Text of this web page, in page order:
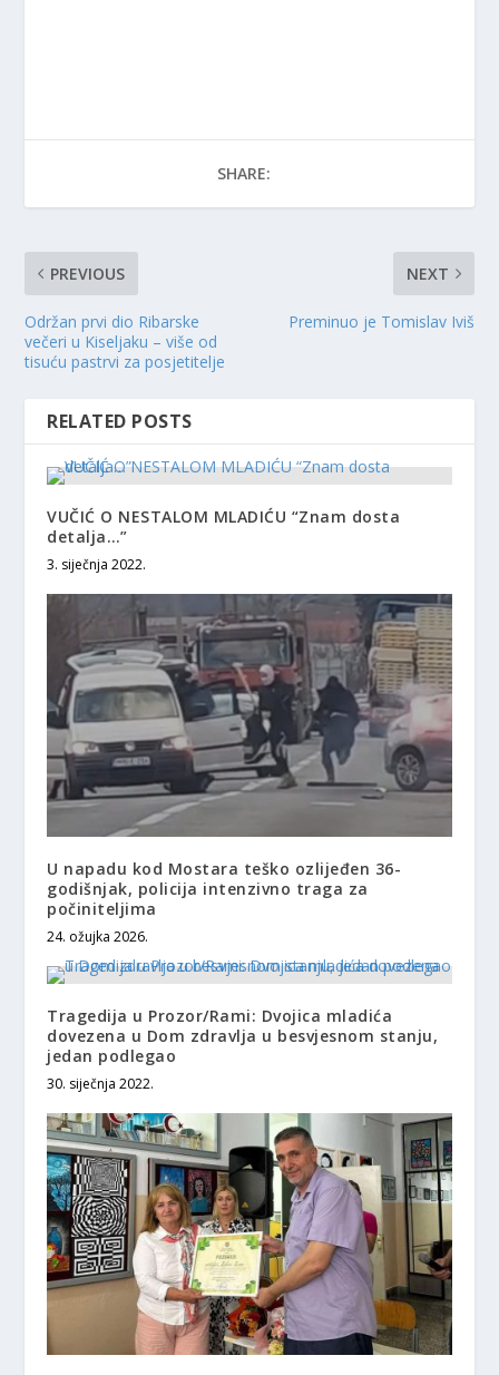
SHARE:
PREVIOUS
Održan prvi dio Ribarske
večeri u Kiseljaku – više od
tisuću pastrvi za posjetitelje
NEXT
Preminuo je Tomislav Iviš
RELATED POSTS
VUČIĆ O NESTALOM MLADIĆU “Znam dosta
detalja…”
3. siječnja 2022.
U napadu kod Mostara teško ozlijeđen 36-
godišnjak, policija intenzivno traga za
počiniteljima
24. ožujka 2026.
Tragedija u Prozor/Rami: Dvojica mladića
dovezena u Dom zdravlja u besvjesnom stanju,
jedan podlegao
30. siječnja 2022.